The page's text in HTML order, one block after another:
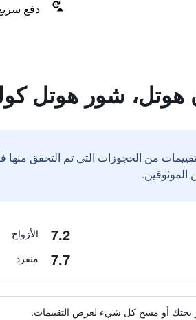
دفع
هوتل، شور هوتل
من الحجوزات التي تم التحقق
7.2 الأزواج
7.7 منفرد
بحثك أو مسح كل شيء لعرض التقييمات.